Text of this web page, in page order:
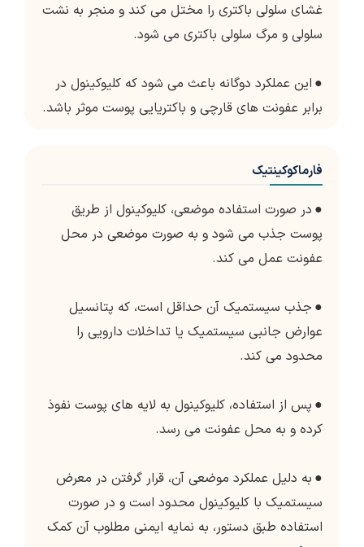
غشای سلولی باکتری را مختل می کند و منجر به نشت
سلولی و مرگ سلولی باکتری می شود.
● این عملکرد دوگانه باعث می شود که کلیوکینول در
برابر عفونت های قارچی و باکتریایی پوست موثر باشد.
فارماکوکینتیک
● در صورت استفاده موضعی، کلیوکینول از طریق
پوست جذب می شود و به صورت موضعی در محل
عفونت عمل می کند.
● جذب سیستمیک آن حداقل است، که پتانسیل
عوارض جانبی سیستمیک یا تداخلات دارویی را
محدود می کند.
● پس از استفاده، کلیوکینول به لایه های پوست نفوذ
کرده و به محل عفونت می رسد.
● به دلیل عملکرد موضعی آن، قرار گرفتن در معرض
سیستمیک با کلیوکینول محدود است و در صورت
استفاده طبق دستور، به نمایه ایمنی مطلوب آن کمک